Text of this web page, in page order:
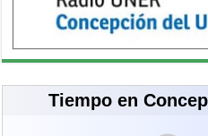
Tiempo en